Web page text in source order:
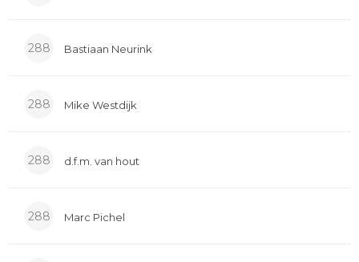
288 Bastiaan Neurink
288 Mike Westdijk
288 d.f.m. van hout
288 Marc Pichel